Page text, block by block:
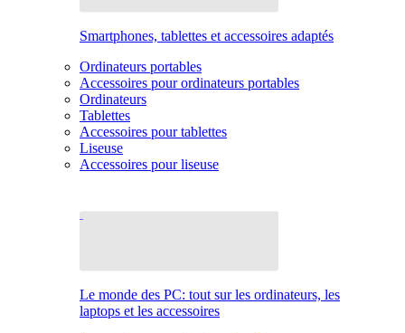
Smartphones, tablettes et accessoires adaptés
Ordinateurs portables
Accessoires pour ordinateurs portables
Ordinateurs
Tablettes
Accessoires pour tablettes
Liseuse
Accessoires pour liseuse
Le monde des PC: tout sur les ordinateurs, les
laptops et les accessoires